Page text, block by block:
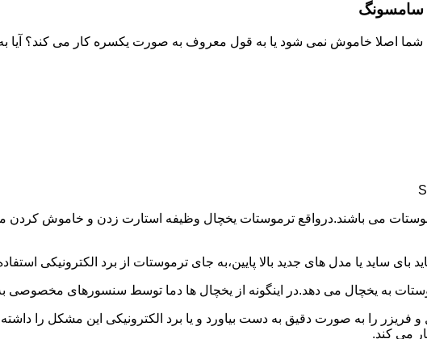
سامسونگ
شما اصلا خاموش نمی شود یا به قول معروف به صورت یکسره کار می کند؟
می باشند.درواقع ترموستات یخچال وظیفه استارت زدن و خاموش کردن
ساید یا مدل های جدید بالا پایین،به جای ترموستات از برد الکترونیکی
به یخچال می دهد.در اینگونه از یخچال ها دما توسط سنسورهای
فریزر را به صورت دقیق به دست بیاورد و یا برد الکترونیکی این مشکل را
می کند.